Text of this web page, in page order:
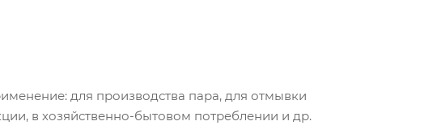
для производства пара, для отмывки
в хозяйственно-бытовом потреблении и др.